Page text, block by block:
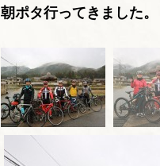
朝ポタ行ってきました。